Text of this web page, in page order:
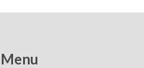
Menu